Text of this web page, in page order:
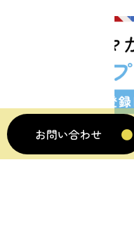
お問い合わせ